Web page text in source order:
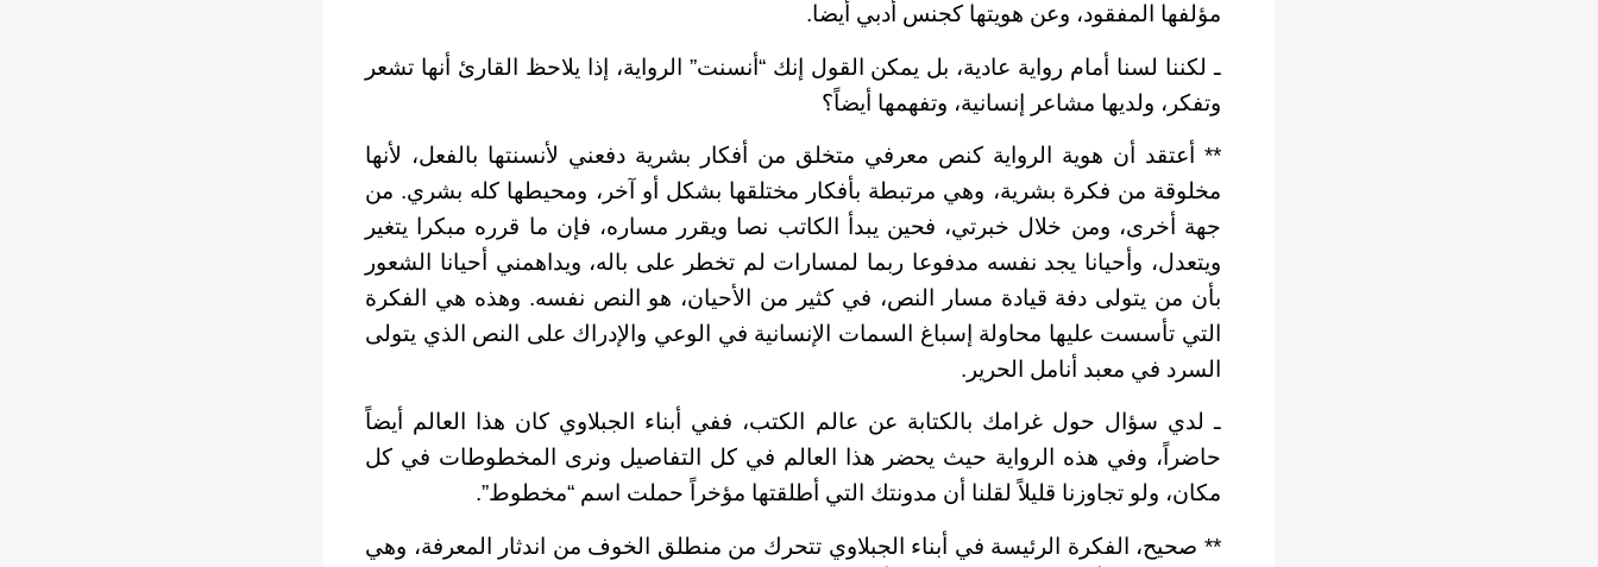
مؤلفها المفقود، وعن هويتها كجنس أدبي أيضا.
ـ لكننا لسنا أمام رواية عادية، بل يمكن القول إنك “أنسنت” الرواية، إذا يلاحظ القارئ أنها تشعر
وتفكر، ولديها مشاعر إنسانية، وتفهمها أيضاً؟
** أعتقد أن هوية الرواية كنص معرفي متخلق من أفكار بشرية دفعني لأنسنتها بالفعل، لأنها
مخلوقة من فكرة بشرية، وهي مرتبطة بأفكار مختلقها بشكل أو آخر، ومحيطها كله بشري. من
جهة أخرى، ومن خلال خبرتي، فحين يبدأ الكاتب نصا ويقرر مساره، فإن ما قرره مبكرا يتغير
ويتعدل، وأحيانا يجد نفسه مدفوعا ربما لمسارات لم تخطر على باله، ويداهمني أحيانا الشعور
بأن من يتولى دفة قيادة مسار النص، في كثير من الأحيان، هو النص نفسه. وهذه هي الفكرة
التي تأسست عليها محاولة إسباغ السمات الإنسانية في الوعي والإدراك على النص الذي يتولى
السرد في معبد أنامل الحرير.
ـ لدي سؤال حول غرامك بالكتابة عن عالم الكتب، ففي أبناء الجبلاوي كان هذا العالم أيضاً
حاضراً، وفي هذه الرواية حيث يحضر هذا العالم في كل التفاصيل ونرى المخطوطات في كل
مكان، ولو تجاوزنا قليلاً لقلنا أن مدونتك التي أطلقتها مؤخراً حملت اسم “مخطوط”.
** صحيح، الفكرة الرئيسة في أبناء الجبلاوي تتحرك من منطلق الخوف من اندثار المعرفة، وهي